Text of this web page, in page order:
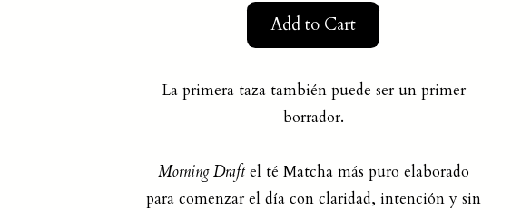
Add to Cart
La primera taza también puede ser un primer
borrador.
Morning Draftel té Matcha más puro elaborado
para comenzar el día con claridad, intención y sin